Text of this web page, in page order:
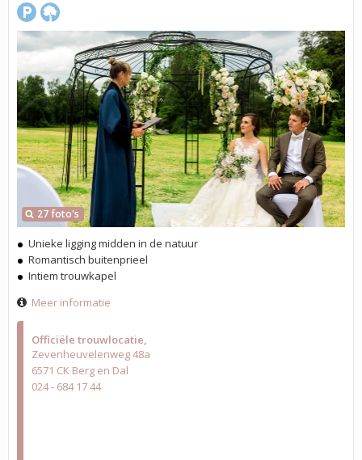
Officiële trouwlocatie
Zevenheuvelenweg 48a
6571 CK Berg en Dal
024 - 684 17 44
27 foto's
Unieke ligging midden in de natuur
Romantisch buitenprieel
Intiem trouwkapel
Meer informatie